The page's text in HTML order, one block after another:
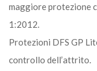
maggiore protezione
1:2012.
Protezioni DFS GP
controllo dell’attrito.